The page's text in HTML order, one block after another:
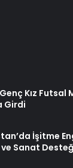
Kız Futsal
Girdi
İşitme
Sanat